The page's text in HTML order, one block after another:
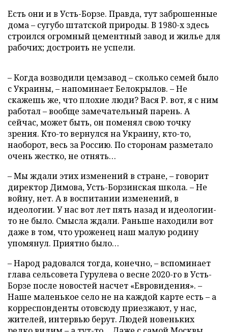
Есть они и в Усть-Борзе. Правда, тут заброшенные
дома – сугубо штатской природы. В 1980-х здесь
строился огромный цементный завод и жилье для
рабочих; достроить не успели.
– Когда возводили цемзавод – сколько семей было
с Украины, – напоминает Белокрылов. – Не
скажешь же, что плохие люди? Вася Р. вот, я с ним
работал – вообще замечательный парень. А
сейчас, может быть, он поменял свою точку
зрения. Кто-то вернулся на Украину, кто-то,
наоборот, весь за Россию. По сторонам разметало
очень жестко, не отнять…
– Мы ждали этих изменений в стране, – говорит
директор Димова, Усть-Борзинская школа. – Не
войну, нет. А в воспитании изменений, в
идеологии. У нас вот лет пять назад и идеологии-
то не было. Смысла ждали. Раньше находили вот
даже в том, что уроженец наш малую родину
упомянул. Приятно было…
– Народ радовался тогда, конечно, – вспоминает
глава сельсовета Гурулева о весне 2020-го в Усть-
Борзе после новостей насчет «Евровидения». –
Наше маленькое село не на каждой карте есть – а
корреспонденты отовсюду приезжают, у нас,
жителей, интервью берут. Людей новеньких